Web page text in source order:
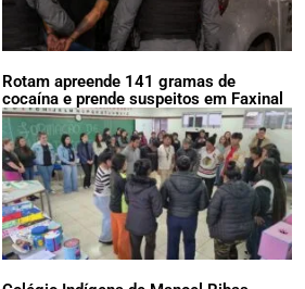
Rotam apreende 141 gramas de
cocaína e prende suspeitos em Faxinal